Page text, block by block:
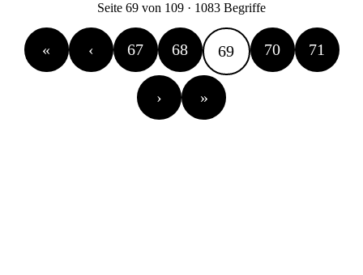
Seite 69 von 109 · 1083 Begriffe
« ‹ 67 68 69 70 71
› »